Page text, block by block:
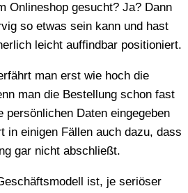
Onlineshop gesucht? Ja? Dann
so etwas sein kann und hast
leicht auffindbar positioniert.
man erst wie hoch die
man die Bestellung schon fast
persönlichen Daten eingegeben
in einigen Fällen auch dazu, dass
gar nicht abschließt.
ist, je seriöser